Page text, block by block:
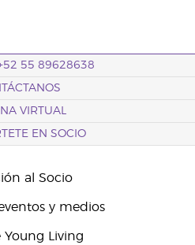
55 89628638
VIRTUAL
EN SOCIO
al Socio
y medios
Young Living